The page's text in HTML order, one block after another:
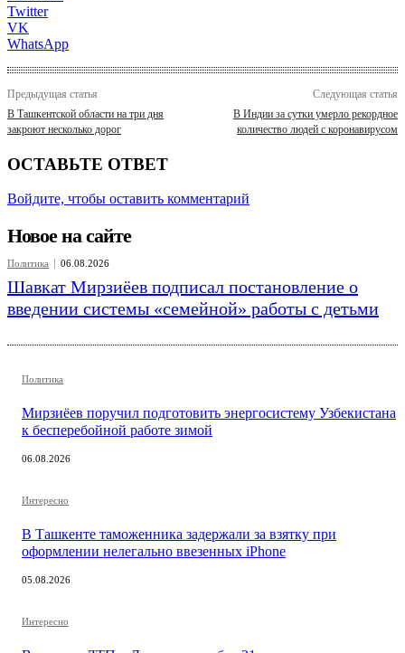
Twitter
VK
WhatsApp
Предыдущая статья
В Ташкентской области на три дня
закроют несколько дорог
Следующая статья
В Индии за сутки умерло рекордное
количество людей с коронавирусом
ОСТАВЬТЕ ОТВЕТ
Войдите, чтобы оставить комментарий
Новое на сайте
Политика 06.08.2026
Шавкат Мирзиёев подписал постановление о
введении системы «семейной» работы с детьми
Политика
Мирзиёев поручил подготовить энергосистему Узбекистана
к бесперебойной работе зимой
06.08.2026
Интересно
В Ташкенте таможенника задержали за взятку при
оформлении нелегально ввезенных iPhone
05.08.2026
Интересно